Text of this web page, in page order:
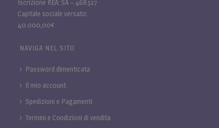
Iscrizione REA: SA – 468327
Capitale sociale versato:
40.000,00€
NAVIGA NEL SITO
Password dimenticata
Il mio account
Spedizioni e Pagamenti
Termini e Condizioni di vendita